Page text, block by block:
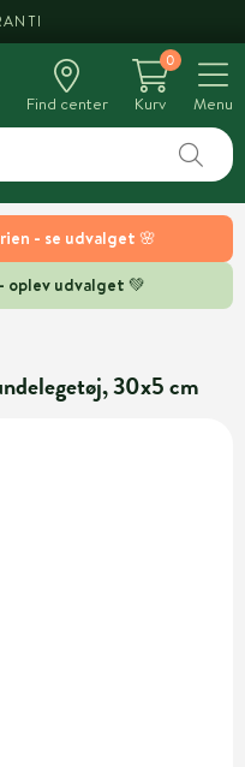
- se udvalget 🌸
oplev udvalget 💚
Find center
0
Kurv
Menu
30x5 cm